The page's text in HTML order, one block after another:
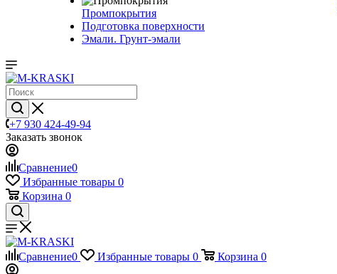
Промпокрытия
Подготовка поверхности
Эмали. Грунт-эмали
+7 930 424-49-94
Заказать звонок
Сравнение0
Избранные товары 0
Корзина 0
Сравнение0 Избранные товары 0 Корзина 0